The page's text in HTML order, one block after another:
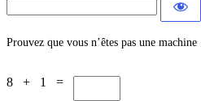
Prouvez que vous n’êtes pas une machine
8 + 1 =